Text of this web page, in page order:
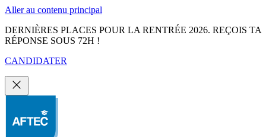
Aller au contenu principal
DERNIÈRES PLACES POUR LA RENTRÉE 2026. REÇOIS TA
RÉPONSE SOUS 72H !
CANDIDATER